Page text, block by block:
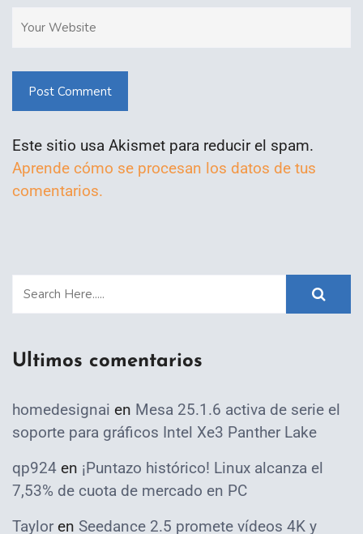
Post Comment
Este sitio usa Akismet para reducir el spam.
Aprende cómo se procesan los datos de tus
comentarios.
Ultimos comentarios
homedesignai en Mesa 25.1.6 activa de serie el
soporte para gráficos Intel Xe3 Panther Lake
qp924 en ¡Puntazo histórico! Linux alcanza el
7,53% de cuota de mercado en PC
Taylor en Seedance 2.5 promete vídeos 4K y